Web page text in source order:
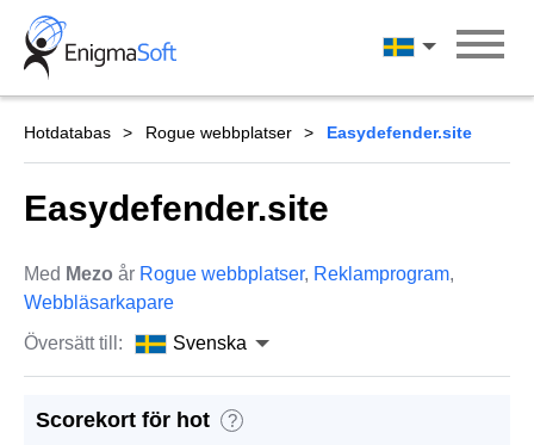
Skip
content
Svenska
Hotdatabas Rogue webbplatser Easydefender.site
Easydefender.site
Med Mezo år Rogue webbplatser, Reklamprogram,
Webbläsarkapare
Översätt till:
Svenska
Scorekort för hot ?